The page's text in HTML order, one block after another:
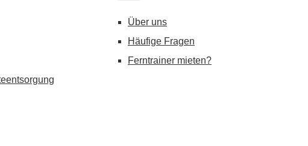
Über uns
Häufige Fragen
Ferntrainer mieten?